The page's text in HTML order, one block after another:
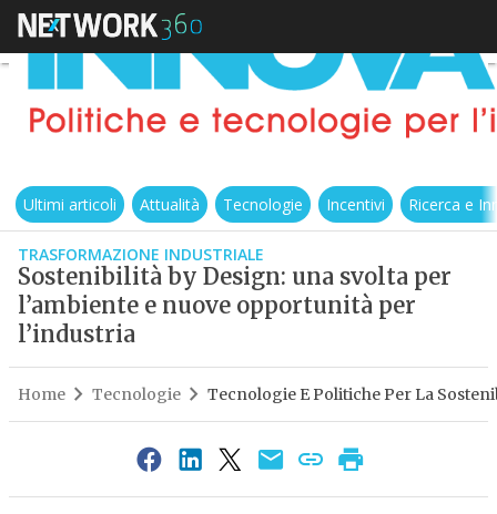
Ultimi articoli Attualità Tecnologie Incentivi Ricerca e
TRASFORMAZIONE INDUSTRIALE
Sostenibilità by Design: una svolta per
l’ambiente e nuove opportunità per
l’industria
Home Tecnologie Tecnologie E Politiche Per La